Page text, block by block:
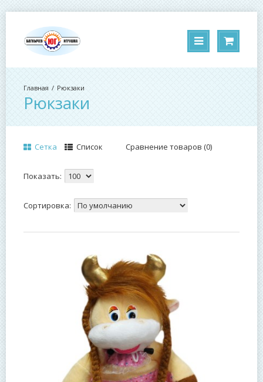
Рюкзаки
Рюкзаки
Сетка Список Сравнение товаров (0)
Показать:
Сортировка: